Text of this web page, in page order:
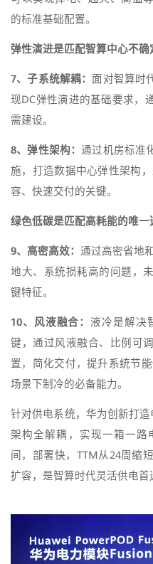
的标准基础配置。
弹性演进是匹配智算中心不确
7、子系统解耦： 面对智算时
现DC弹性演进的基础要求，
需建设。
8、弹性架构：通过机房标准
施，打造数据中心弹性架构
容、快速交付的关键。
绿色低碳是匹配高耗能的唯一
9、高密高效： 通过高密省地
地大、系统损耗高的问题，
键特征。
10、风液融合： 液冷是解决
键，通过风液融合、比例可
置，简化交付，提升系统节
场景下制冷的必备能力。
针对供电系统，华为创新打
架构全解耦，实现一箱一路
间，部署快，TTM从24周缩
扩容，是智算时代灵活供电首